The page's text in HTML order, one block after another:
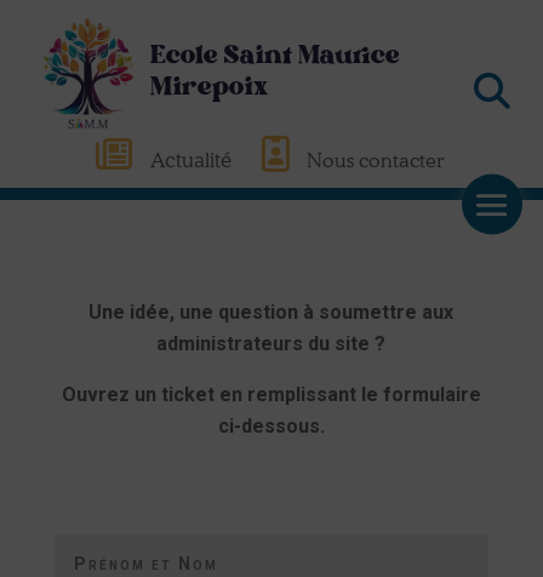
Ecole Saint Maurice
Mirepoix
Actualité Nous contacter
Une idée, une question à soumettre aux
administrateurs du site ?
Ouvrez un ticket en remplissant le formulaire
ci-dessous.